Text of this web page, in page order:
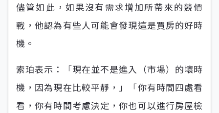
儘管如此，如果沒有需求增加所帶來的競價
戰，他認為有些人可能會發現這是買房的好時
機。
索珀表示：「現在並不是進入（市場）的壞時
機，因為現在比較平靜，」「你有時間四處看
看，你有時間考慮決定，你也可以進行房屋檢